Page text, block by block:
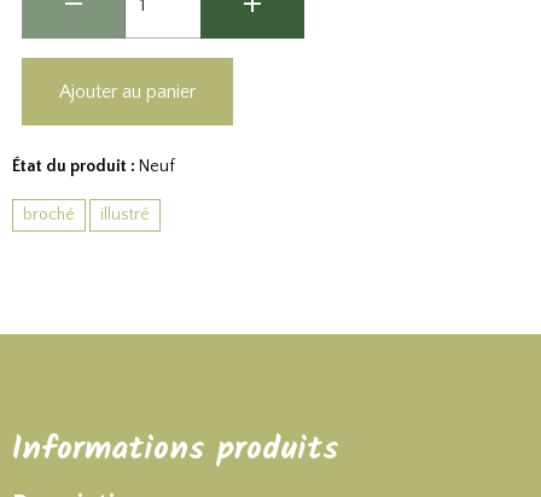
Ajouter au panier
État du produit : Neuf
broché illustré
Informations produits